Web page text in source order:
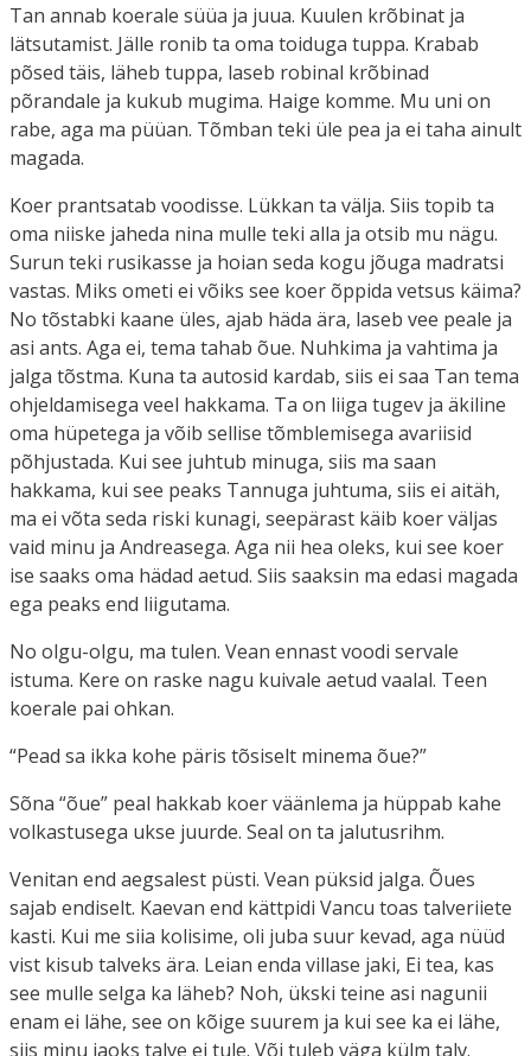
Tan annab koerale süüa ja juua. Kuulen krõbinat ja
lätsutamist. Jälle ronib ta oma toiduga tuppa. Krabab
põsed täis, läheb tuppa, laseb robinal krõbinad
põrandale ja kukub mugima. Haige komme. Mu uni on
rabe, aga ma püüan. Tõmban teki üle pea ja ei taha ainult
magada.
Koer prantsatab voodisse. Lükkan ta välja. Siis topib ta
oma niiske jaheda nina mulle teki alla ja otsib mu nägu.
Surun teki rusikasse ja hoian seda kogu jõuga madratsi
vastas. Miks ometi ei võiks see koer õppida vetsus käima?
No tõstabki kaane üles, ajab häda ära, laseb vee peale ja
asi ants. Aga ei, tema tahab õue. Nuhkima ja vahtima ja
jalga tõstma. Kuna ta autosid kardab, siis ei saa Tan tema
ohjeldamisega veel hakkama. Ta on liiga tugev ja äkiline
oma hüpetega ja võib sellise tõmblemisega avariisid
põhjustada. Kui see juhtub minuga, siis ma saan
hakkama, kui see peaks Tannuga juhtuma, siis ei aitäh,
ma ei võta seda riski kunagi, seepärast käib koer väljas
vaid minu ja Andreasega. Aga nii hea oleks, kui see koer
ise saaks oma hädad aetud. Siis saaksin ma edasi magada
ega peaks end liigutama.
No olgu-olgu, ma tulen. Vean ennast voodi servale
istuma. Kere on raske nagu kuivale aetud vaalal. Teen
koerale pai ohkan.
“Pead sa ikka kohe päris tõsiselt minema õue?”
Sõna “õue” peal hakkab koer väänlema ja hüppab kahe
volkastusega ukse juurde. Seal on ta jalutusrihm.
Venitan end aegsalest püsti. Vean püksid jalga. Õues
sajab endiselt. Kaevan end kättpidi Vancu toas talveriiete
kasti. Kui me siia kolisime, oli juba suur kevad, aga nüüd
vist kisub talveks ära. Leian enda villase jaki, Ei tea, kas
see mulle selga ka läheb? Noh, ükski teine asi nagunii
enam ei lähe, see on kõige suurem ja kui see ka ei lähe,
siis minu jaoks talve ei tule. Või tuleb väga külm talv.